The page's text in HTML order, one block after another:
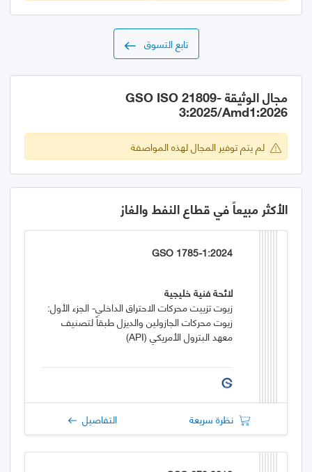
تابع التسوق
مجال الوثيقة GSO ISO 21809-
3:2025/Amd1:2026
لم يتم توفير المجال لهذه المواصفة
الأكثر مبيعاً في قطاع النفط والغاز
GSO 1785-1:2024
لائحة فنية خليجية
زيوت تزييت محركات الاحتراق الداخلي- الجزء الأول:
زيوت محركات الجازولين والديزل طبقاً لتصنيف
معهد البترول الأمريكي (API)
نظرة سريعة التفاصيل